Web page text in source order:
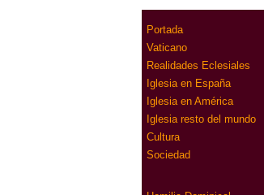
Portada
Vaticano
Realidades Eclesiales
Iglesia en España
Iglesia en América
Iglesia resto del mundo
Cultura
Sociedad